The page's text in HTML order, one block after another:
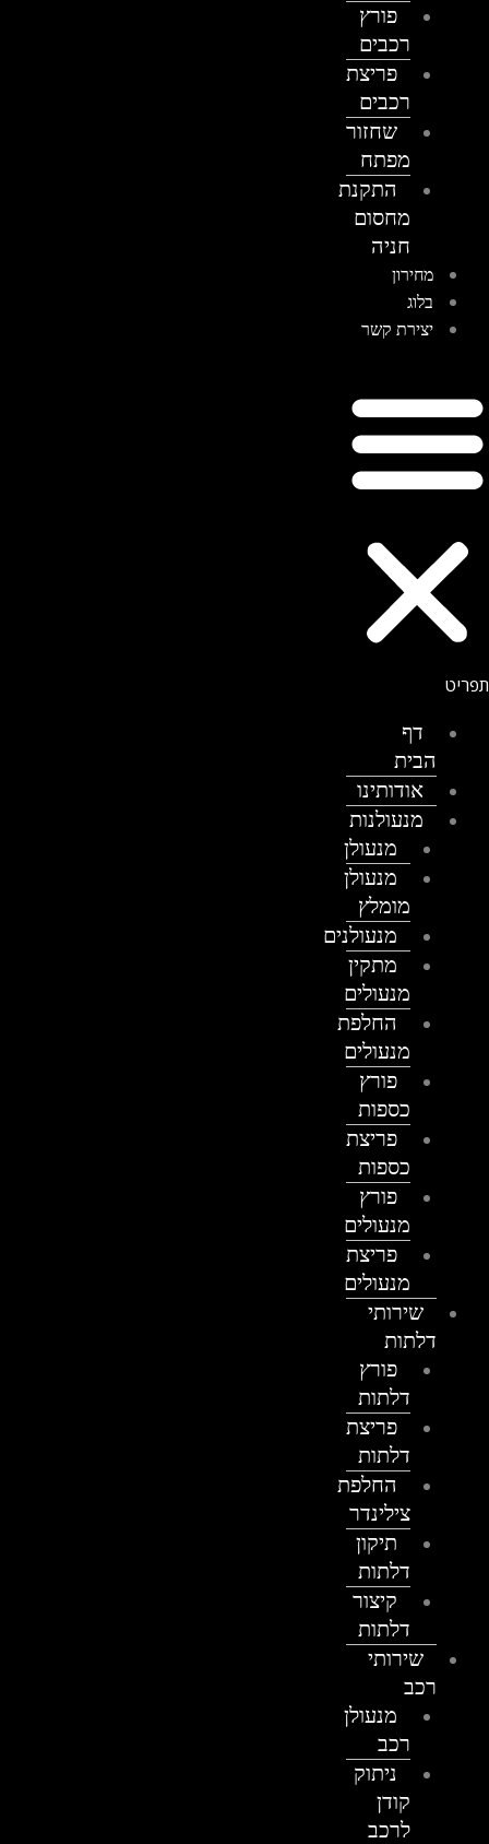
פורץ
רכבים
פריצת
רכבים
שחזור
מפתח
התקנת
מחסום
מחירון
בלוג
יצירת קשר
דף
הבית
אודותינו
מנעולנות
מנעולן
מנעולן
מומלץ
מנעולנים
מתקין
מנעולים
החלפת
מנעולים
פורץ
כספות
פריצת
כספות
פורץ
מנעולים
פריצת
מנעולים
שירותי
דלתות
פורץ
דלתות
פריצת
דלתות
החלפת
צילינדר
תיקון
דלתות
קיצור
דלתות
שירותי
מנעולן
ניתוק
לרכב